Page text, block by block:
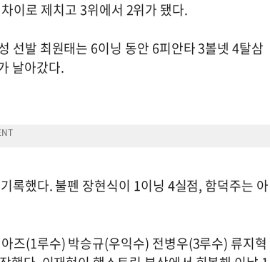
이로 제치고 3위에서 2위가 됐다.
선발 최원태는 6이닝 동안 6피안타 3볼넷 4탈삼
날아갔다.
록했다. 불펜 장현식이 1이닝 4실점, 함덕주는 아
즈(1루수) 박승규(우익수) 전병우(3루수) 류지혁